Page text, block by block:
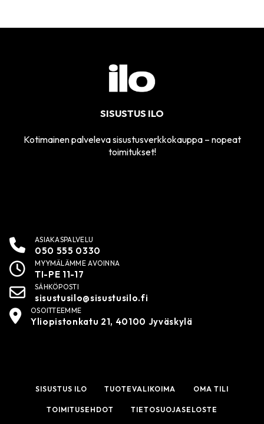
SISUSTUS ILO
Kotimainen palveleva sisustusverkkokauppa – nopeat
toimitukset!
ASIAKASPALVELU
050 555 0330
MYYMÄLÄMME AVOINNA
TI-PE 11-17
SÄHKÖPOSTI
sisustusilo@sisustusilo.fi
OSOITTEEMME
Yliopistonkatu 21, 40100 Jyväskylä
SISUSTUS ILO TUOTEVALIKOIMA OMA TILI
TOIMITUSEHDOT TIETOSUOJASELOSTE